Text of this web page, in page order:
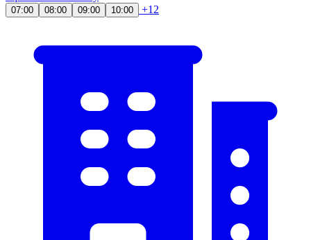
07:00 08:00 09:00 10:00 +12